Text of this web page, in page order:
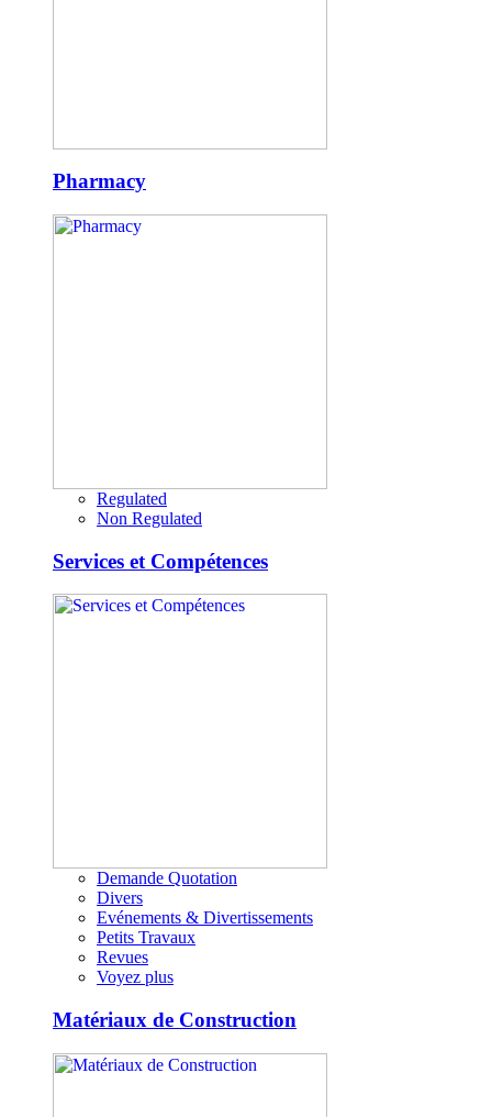
Pharmacy
Regulated
Non Regulated
Services et Compétences
Demande Quotation
Divers
Evénements & Divertissements
Petits Travaux
Revues
Voyez plus
Matériaux de Construction